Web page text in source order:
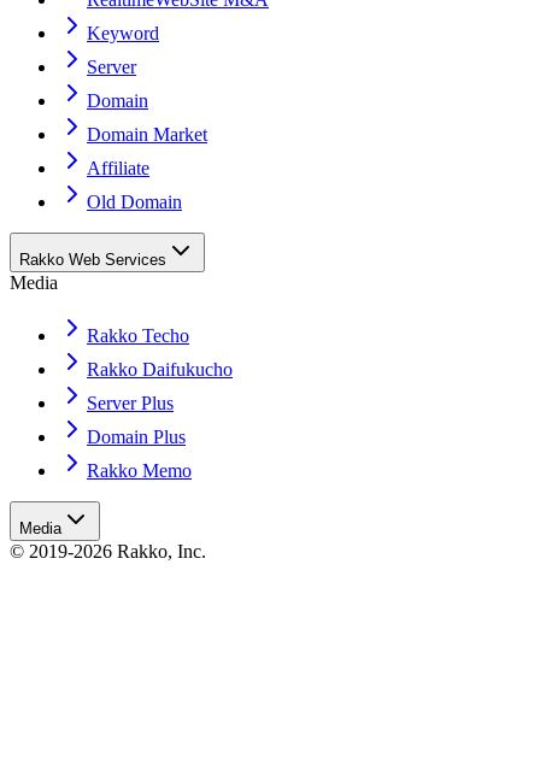
Keyword
Server
Domain
Domain Market
Affiliate
Old Domain
Rakko Web Services
Media
Rakko Techo
Rakko Daifukucho
Server Plus
Domain Plus
Rakko Memo
Media
© 2019-2026 Rakko, Inc.